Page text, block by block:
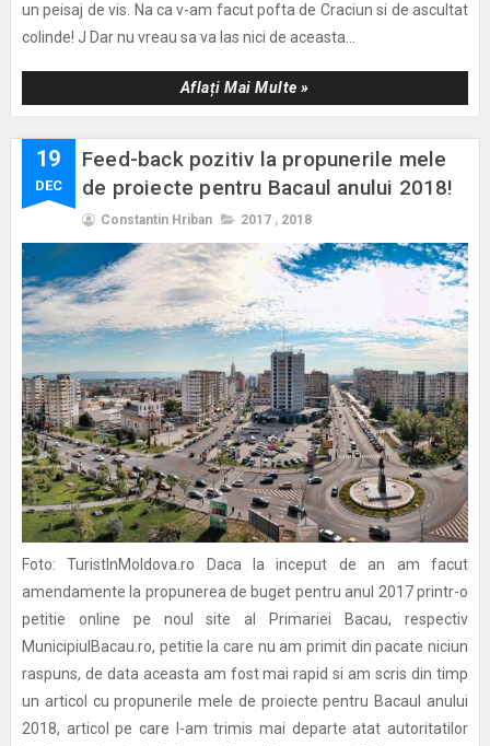
un peisaj de vis. Na ca v-am facut pofta de Craciun si de ascultat
colinde! J Dar nu vreau sa va las nici de aceasta...
Aflați Mai Multe »
19
DEC
Feed-back pozitiv la propunerile mele
de proiecte pentru Bacaul anului 2018!
Constantin Hriban 2017 , 2018
Foto: TuristInMoldova.ro Daca la inceput de an am facut
amendamente la propunerea de buget pentru anul 2017 printr-o
petitie online pe noul site al Primariei Bacau, respectiv
MunicipiulBacau.ro, petitie la care nu am primit din pacate niciun
raspuns, de data aceasta am fost mai rapid si am scris din timp
un articol cu propunerile mele de proiecte pentru Bacaul anului
2018, articol pe care l-am trimis mai departe atat autoritatilor